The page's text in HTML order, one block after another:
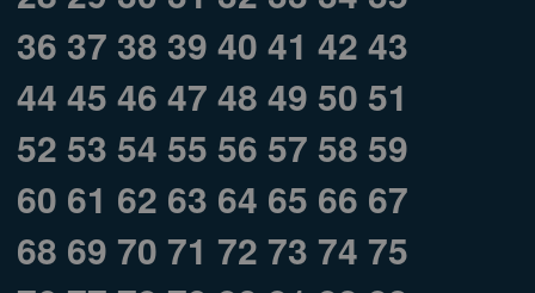
36 37 38 39 40 41 42 43
44 45 46 47 48 49 50 51
52 53 54 55 56 57 58 59
60 61 62 63 64 65 66 67
68 69 70 71 72 73 74 75